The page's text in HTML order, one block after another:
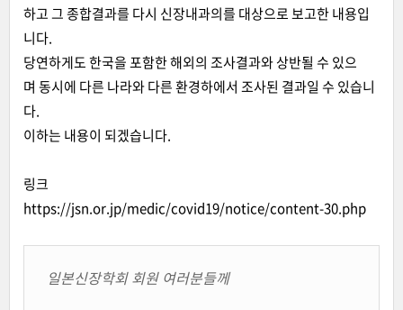
하고 그 종합결과를 다시 신장내과의를 대상으로 보고한 내용입
니다.
당연하게도 한국을 포함한 해외의 조사결과와 상반될 수 있으
며 동시에 다른 나라와 다른 환경하에서 조사된 결과일 수 있습니
다.
이하는 내용이 되겠습니다.
링크
https://jsn.or.jp/medic/covid19/notice/content-30.php
일본신장학회 회원 여러분들께